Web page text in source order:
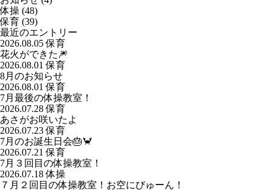
体操 (48)
保育 (39)
最近のエントリー
2026.08.05保育
花火ができた🎆
2026.08.01保育
8月のお知らせ
2026.08.01保育
7月最後の体操教室！
2026.07.28保育
あさがお咲いたよ
2026.07.23保育
7月のお誕生日会🎂🦀
2026.07.21保育
7月３回目の体操教室！
2026.07.18体操
７月２回目の体操教室！お空にびゅーん！